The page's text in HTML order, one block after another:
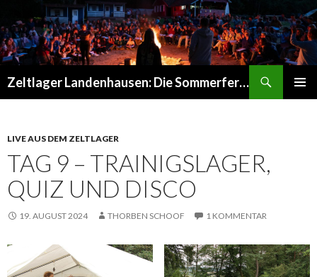
Zeltlager Landenhausen: Die Sommerferien Deines Lebens
LIVE AUS DEM ZELTLAGER
TAG 9 – TRAINIGSLAGER,
QUIZ UND DISCO
19. AUGUST 2024 THORBEN SCHOOF 1 KOMMENTAR